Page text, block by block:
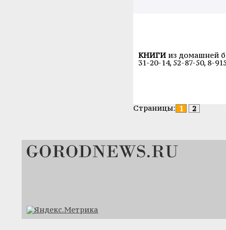
КНИГИ из домашней
31-20-14, 52-87-50, 8-
Страницы: 1 2